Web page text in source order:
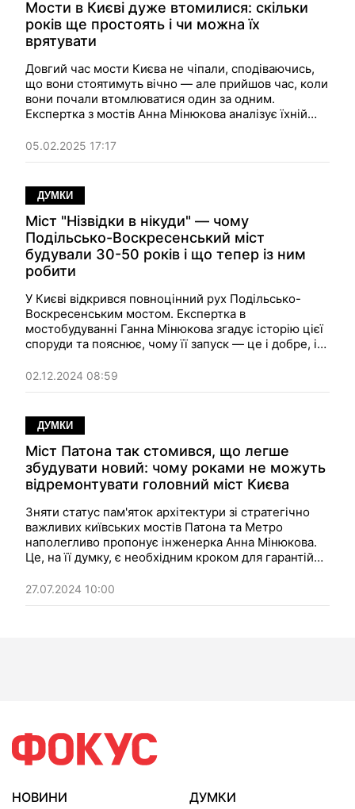
Мости в Києві дуже втомилися: скільки
років ще простоять і чи можна їх
врятувати
Довгий час мости Києва не чіпали, сподіваючись,
що вони стоятимуть вічно — але прийшов час, коли
вони почали втомлюватися один за одним.
Експертка з мостів Анна Мінюкова аналізує їхній
часу, щоб привести їх у норму?
05.02.2025 17:17
ДУМКИ
Міст "Нізвідки в нікуди" — чому
Подільсько-Воскресенський міст
будували 30-50 років і що тепер із ним
робити
У Києві відкрився повноцінний рух Подільсько-
Воскресенським мостом. Експертка в
мостобудуванні Ганна Мінюкова згадує історію цієї
споруди та пояснює, чому її запуск — це і добре, і
02.12.2024 08:59
ДУМКИ
Міст Патона так стомився, що легше
збудувати новий: чому роками не можуть
відремонтувати головний міст Києва
Зняти статус пам'яток архітектури зі стратегічно
важливих київських мостів Патона та Метро
наполегливо пропонує інженерка Анна Мінюкова.
Це, на її думку, є необхідним кроком для гарантій
сучасних умовах.
27.07.2024 10:00
НОВИНИ
ДУМКИ